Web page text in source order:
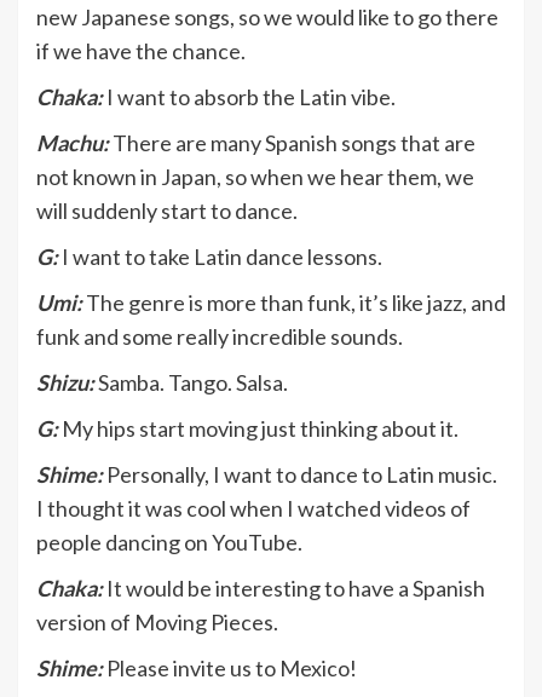
new Japanese songs, so we would like to go there
if we have the chance.
Chaka:I want to absorb the Latin vibe.
Machu:There are many Spanish songs that are
not known in Japan, so when we hear them, we
will suddenly start to dance.
G:I want to take Latin dance lessons.
Umi:The genre is more than funk, it’s like jazz, and
funk and some really incredible sounds.
Shizu:Samba. Tango. Salsa.
G:My hips start moving just thinking about it.
Shime:Personally, I want to dance to Latin music.
I thought it was cool when I watched videos of
people dancing on YouTube.
Chaka:It would be interesting to have a Spanish
version of Moving Pieces.
Shime:Please invite us to Mexico!